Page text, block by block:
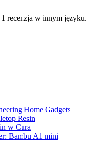
recenzja w innym języku.
Home Gadgets
Resin
w Cura
Bambu A1 mini